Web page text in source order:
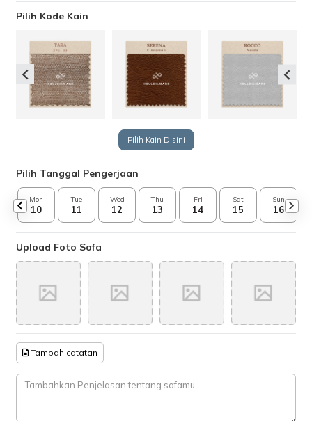
Pilih Kode Kain
Pilih Kain Disini
Pilih Tanggal Pengerjaan
Mon
10
Tue
11
Wed
12
Thu
13
Fri
14
Sat
15
Sun
16
Upload Foto Sofa
Tambah catatan